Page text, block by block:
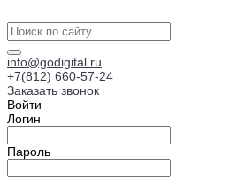
info@godigital.ru
+7(812) 660-57-24
Заказать звонок
Войти
Логин
Пароль